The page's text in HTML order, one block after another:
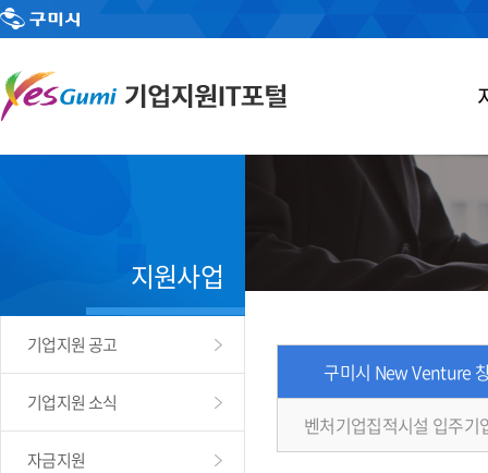
지원사업
기업지원 공고
기업지원 소식
자금지원
구미시 New Venture
벤처기업집적시설 입주기